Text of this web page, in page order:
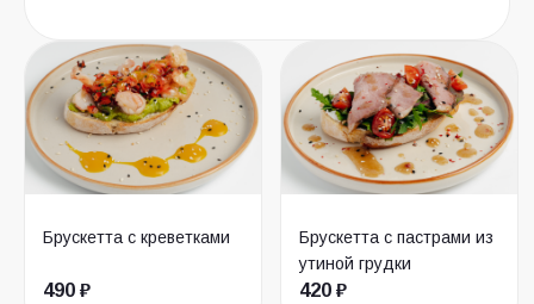
Брускетта с креветками
490 ₽
Брускетта с пастрами из
утиной грудки
420 ₽